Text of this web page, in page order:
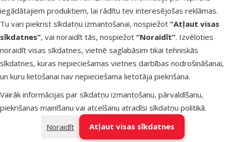
iegādātajiem produktiem, lai rādītu tev interesējošas reklāmas.
Tu vari piekrist sīkdatņu izmantošanai, nospiežot “Atļaut visas
sīkdatnes”, vai noraidīt tās, nospiežot “Noraidīt”. Izvēloties
noraidīt visas sīkdatnes, vietnē saglabāsim tikai tehniskās
sīkdatnes, kuras nepieciešamas vietnes darbības nodrošināšanai,
un kuru lietošanai nav nepieciešama lietotāja piekrišana.
Vairāk informācijas par sīkdatņu izmantošanu, pārvaldīšanu,
piekrišanas mainīšanu vai atcelšanu atradīsi sīkdatņu politikā.
Noraidīt
Atļaut visas sīkdatnes
Oriģinālā
1,09 €
Cena
0,78 € -
Bļoda
bowl with
Atsauksmes